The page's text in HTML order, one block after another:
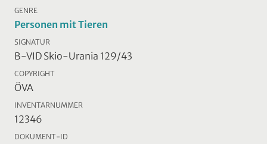
GENRE
Personen mit Tieren
SIGNATUR
B-VID Skio-Urania 129/43
COPYRIGHT
ÖVA
INVENTARNUMMER
12346
DOKUMENT-ID